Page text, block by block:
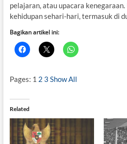
pelajaran, atau upacara
kehidupan sehari-hari, termasuk di
Bagikan artikel ini:
Pages: 1 2 3 Show All
Related